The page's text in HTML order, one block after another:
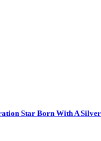
Star Born With A Silver